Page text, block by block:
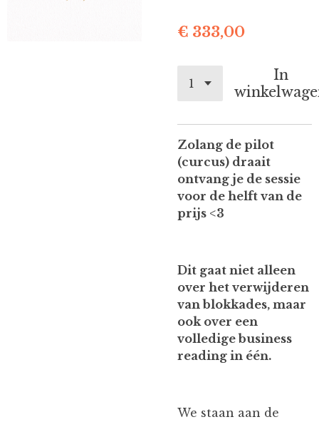
€ 333,00
In
Zolang de pilot
(curcus) draait
ontvang je de sessie
voor de helft van de
prijs <3
Dit gaat niet alleen
over het verwijderen
van blokkades, maar
ook over een
volledige business
reading in één.
We staan aan de